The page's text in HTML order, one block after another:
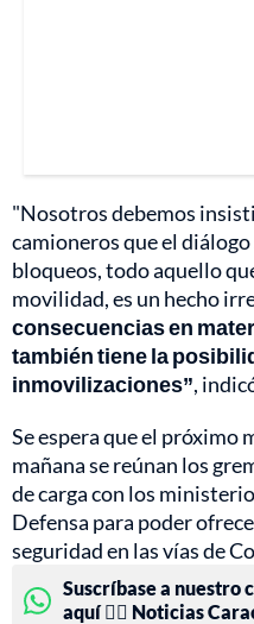
"Nosotros debemos
camioneros que el
bloqueos, todo aquello
movilidad, es un hecho
consecuencias en
también tiene la
inmovilizaciones”,
Se espera que el próximo
mañana se reúnan los
de carga con los
Defensa para poder
seguridad en las vías de
Suscríbase a nuestro
aquí 👉🏻 Noticias